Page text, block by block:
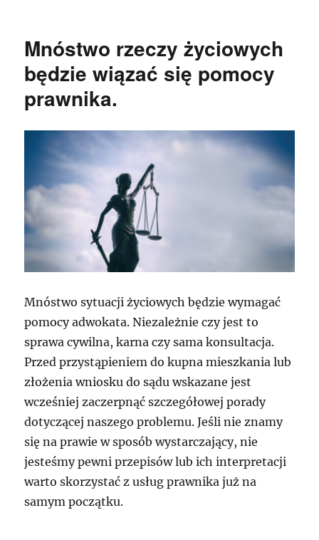
Mnóstwo rzeczy życiowych
będzie wiązać się pomocy
prawnika.
Mnóstwo sytuacji życiowych będzie wymagać
pomocy adwokata. Niezależnie czy jest to
sprawa cywilna, karna czy sama konsultacja.
Przed przystąpieniem do kupna mieszkania lub
złożenia wniosku do sądu wskazane jest
wcześniej zaczerpnąć szczegółowej porady
dotyczącej naszego problemu. Jeśli nie znamy
się na prawie w sposób wystarczający, nie
jesteśmy pewni przepisów lub ich interpretacji
warto skorzystać z usług prawnika już na
samym początku.